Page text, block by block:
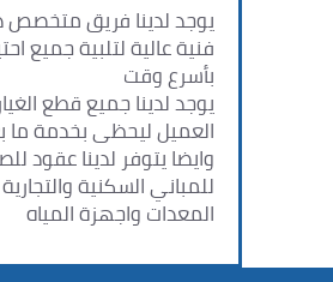
يوجد لدينا فريق متخصص
فنية عالية لتلبية جميع
بأسرع وقت
يوجد لدينا جميع قطع
العميل ليحظى بخدمة ما
وايضا يتوفر لدينا عقود
للمباني السكنية
المعدات واجهزة المياه